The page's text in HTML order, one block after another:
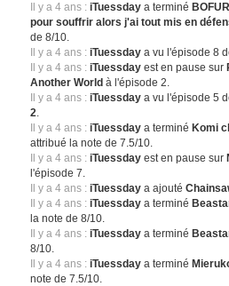
Il y a 4 ans : iTuessday a terminé
pour souffrir alors j'ai tout mis en
de 8/10.
Il y a 4 ans : iTuessday a vu l'épisode 8
Il y a 4 ans : iTuessday est en pause sur
Another World à l'épisode 2.
Il y a 4 ans : iTuessday a vu l'épisode 5
2.
Il y a 4 ans : iTuessday a terminé Komi
attribué la note de 7.5/10.
Il y a 4 ans : iTuessday est en pause sur
l'épisode 7.
Il y a 4 ans : iTuessday a ajouté
Il y a 4 ans : iTuessday a terminé
la note de 8/10.
Il y a 4 ans : iTuessday a terminé
8/10.
Il y a 4 ans : iTuessday a terminé
note de 7.5/10.